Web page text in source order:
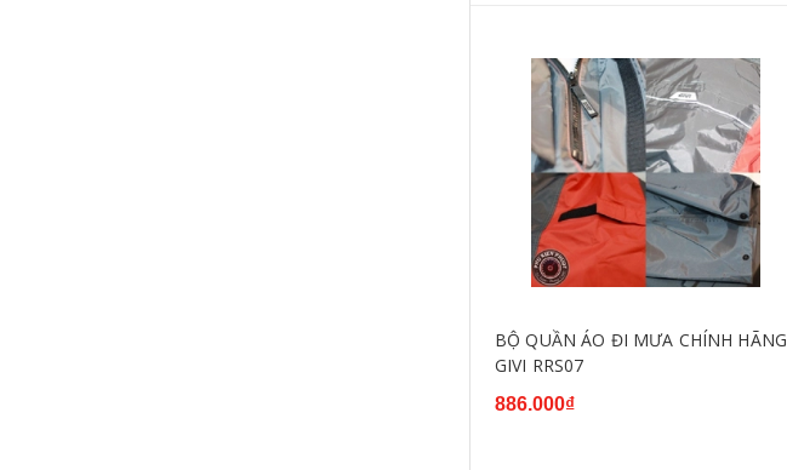
BỘ QUẦN ÁO ĐI MƯA CHÍNH HÃNG
GIVI RRS07
886.000₫